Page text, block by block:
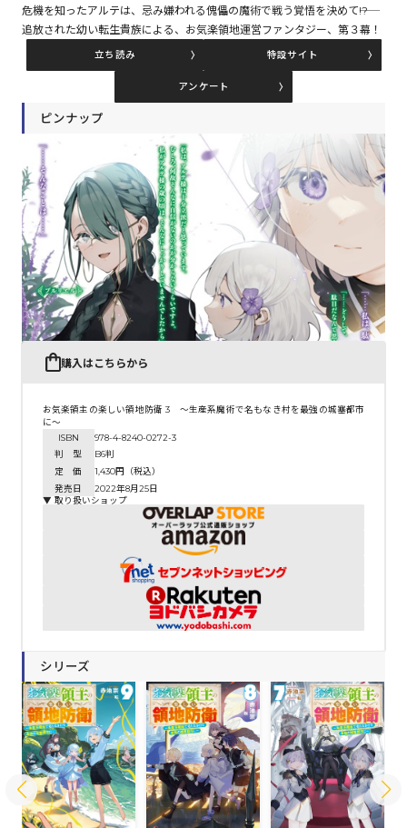
コミックエッセイ
閉じる
危機を知ったアルテは、忌み嫌われる傀儡の魔術で戦う覚悟を決めて――!?
追放された幼い転生貴族による、お気楽領地運営ファンタジー、第３幕！
立ち読み 特設サイト
アンケート
ピンナップ
購入はこちらから
お気楽領主の楽しい領地防衛 3 ～生産系魔術で名もなき村を最強の城塞都市
に～
ISBN
978-4-8240-0272-3
判 型
B6判
定 価
1,430円（税込）
発売日
2022年8月25日
▼ 取り扱いショップ
シリーズ